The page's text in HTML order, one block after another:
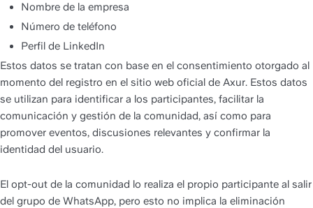
Nombre de la empresa
Número de teléfono
Perfil de LinkedIn
Estos datos se tratan con base en el consentimiento otorgado al
momento del registro en el sitio web oficial de Axur. Estos datos
se utilizan para identificar a los participantes, facilitar la
comunicación y gestión de la comunidad, así como para
promover eventos, discusiones relevantes y confirmar la
identidad del usuario.
El opt-out de la comunidad lo realiza el propio participante al salir
del grupo de WhatsApp, pero esto no implica la eliminación